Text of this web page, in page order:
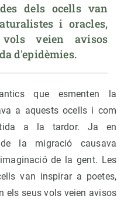
dels ocells van
i oracles,
veien avisos
d'epidèmies.
que esmenten la
a aquests ocells i com
a la tardor. Ja en
la migració causava
de la gent. Les
van inspirar a poetes,
els seus vols veien avisos